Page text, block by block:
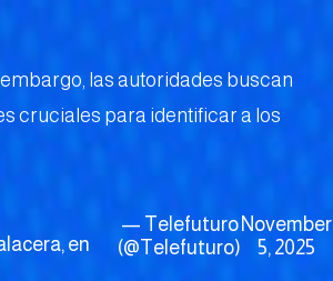
las autoridades buscan
cruciales para identificar a los
en
— Telefuturo
(@Telefuturo)
November
5, 2025